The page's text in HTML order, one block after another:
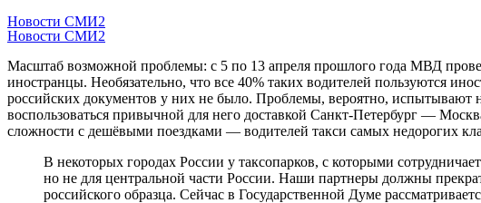
Новости СМИ2
Новости СМИ2
Масштаб возможной проблемы: с 5 по 13 апреля прошлого года МВД
иностранцы. Необязательно, что все 40% таких водителей пользуются
российских документов у них не было. Проблемы, вероятно, испытывают
воспользоваться привычной для него доставкой Санкт-Петербург —
сложности с дешёвыми поездками — водителей такси самых недорогих
В некоторых городах России у таксопарков, с которыми
но не для центральной части России. Наши партнеры должны
российского образца. Сейчас в Государственной Думе